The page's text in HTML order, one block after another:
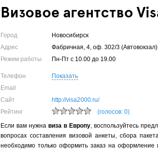
Визовое агентство
Город
Новосибирск
Адрес
Фабричная, 4, оф. 302/3 (Автовокзал)
Режим работы
Пн-Пт с 10.00 до 19.00
Телефон
Показать
Email
Сайт
http://visa2000.ru/
Рейтинг
(голосов: 0)
Если вам нужна виза в Европу, воспользуйтесь
вопросах составления визовой анкеты, сбора
необходимо только оформить заказ на оформление